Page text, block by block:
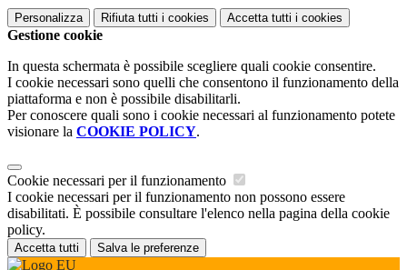
Personalizza Rifiuta tutti i cookies Accetta tutti i cookies
Gestione cookie
In questa schermata è possibile scegliere quali cookie consentire.
I cookie necessari sono quelli che consentono il funzionamento della
piattaforma e non è possibile disabilitarli.
Per conoscere quali sono i cookie necessari al funzionamento potete
visionare la COOKIE POLICY.
Cookie necessari per il funzionamento
I cookie necessari per il funzionamento non possono essere
disabilitati. È possibile consultare l'elenco nella pagina della cookie
policy.
Accetta tutti Salva le preferenze